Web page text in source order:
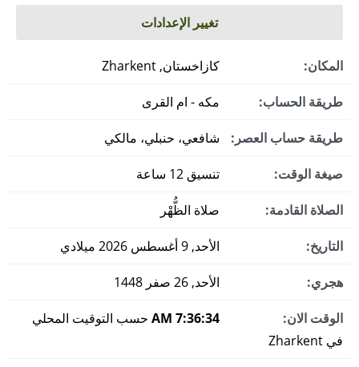
تغيير الإعدادات
المكان: كازاخستان, Zharkent
طريقة الحساب: مكه - ام القرى
طريقة حساب العصر: شافعي، حنبلي، مالكي
صيغة الوقت: تنسيق 12 ساعة
الصلاة القادمة: صلاة الظُّهْر
التاريخ: الأحد, 9 أغسطس 2026 ميلادي
هجري: الأحد, 26 صفر 1448
الوقت الان: 7:36:35 AM
حسب التوقيت المحلي
في Zharkent